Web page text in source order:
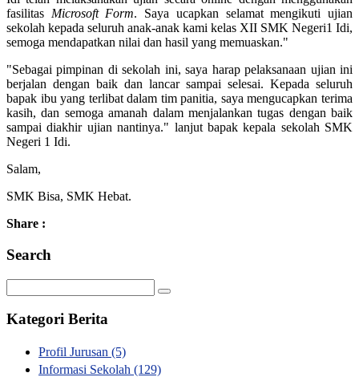
fasilitas Microsoft Form. Saya ucapkan selamat mengikuti ujian
sekolah kepada seluruh anak-anak kami kelas XII SMK Negeri1 Idi,
semoga mendapatkan nilai dan hasil yang memuaskan."
"Sebagai pimpinan di sekolah ini, saya harap pelaksanaan ujian ini
berjalan dengan baik dan lancar sampai selesai. Kepada seluruh
bapak ibu yang terlibat dalam tim panitia, saya mengucapkan terima
kasih, dan semoga amanah dalam menjalankan tugas dengan baik
sampai diakhir ujian nantinya." lanjut bapak kepala sekolah SMK
Negeri 1 Idi.
Salam,
SMK Bisa, SMK Hebat.
Share :
Search
Kategori Berita
Profil Jurusan (5)
Informasi Sekolah (129)